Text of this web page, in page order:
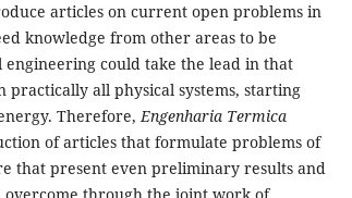
articles on current open problems in
knowledge from other areas to be
engineering could take the lead in that
practically all physical systems, starting
Therefore,Engenharia Termica
of articles that formulate problems of
that present even preliminary results and